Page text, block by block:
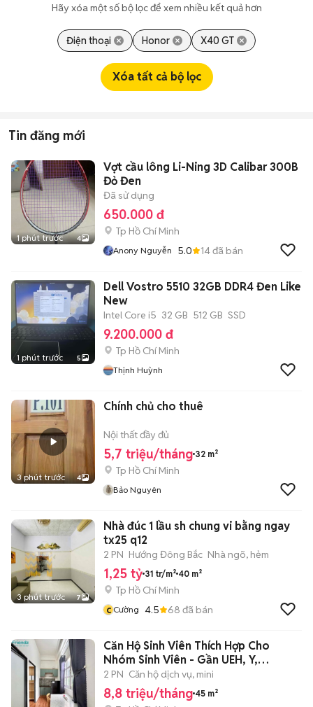
Hãy xóa một số bộ lọc để xem nhiều kết quả hơn
Điện thoại Honor X40 GT
Xóa tất cả bộ lọc
Tin đăng mới
1 phút trước 4
Vợt cầu lông Li-Ning 3D Calibar 300B
Đỏ Đen
Đã sử dụng
650.000 đ
Tp Hồ Chí Minh
Anony Nguyễn 5.0 14đã bán
1 phút trước 5
Dell Vostro 5510 32GB DDR4 Đen Like
New
Intel Core i5 32 GB 512 GB SSD
9.200.000 đ
Tp Hồ Chí Minh
Thịnh Huỳnh
3 phút trước 4
Chính chủ cho thuê
Nội thất đầy đủ
5,7 triệu/tháng 32 m²
Tp Hồ Chí Minh
Bảo Nguyên
3 phút trước 7
Nhà đúc 1 lầu sh chung vi bằng ngay
tx25 q12
2 PN Hướng Đông Bắc Nhà ngõ, hẻm
1,25 tỷ 31 tr/m² 40 m²
Tp Hồ Chí Minh
c Cường 4.5 68 đã bán
Căn Hộ Sinh Viên Thích Hợp Cho
Nhóm Sinh Viên - Gần UEH, Y,
SGU,KHTN
2 PN Căn hộ dịch vụ, mini
8,8 triệu/tháng 45 m²